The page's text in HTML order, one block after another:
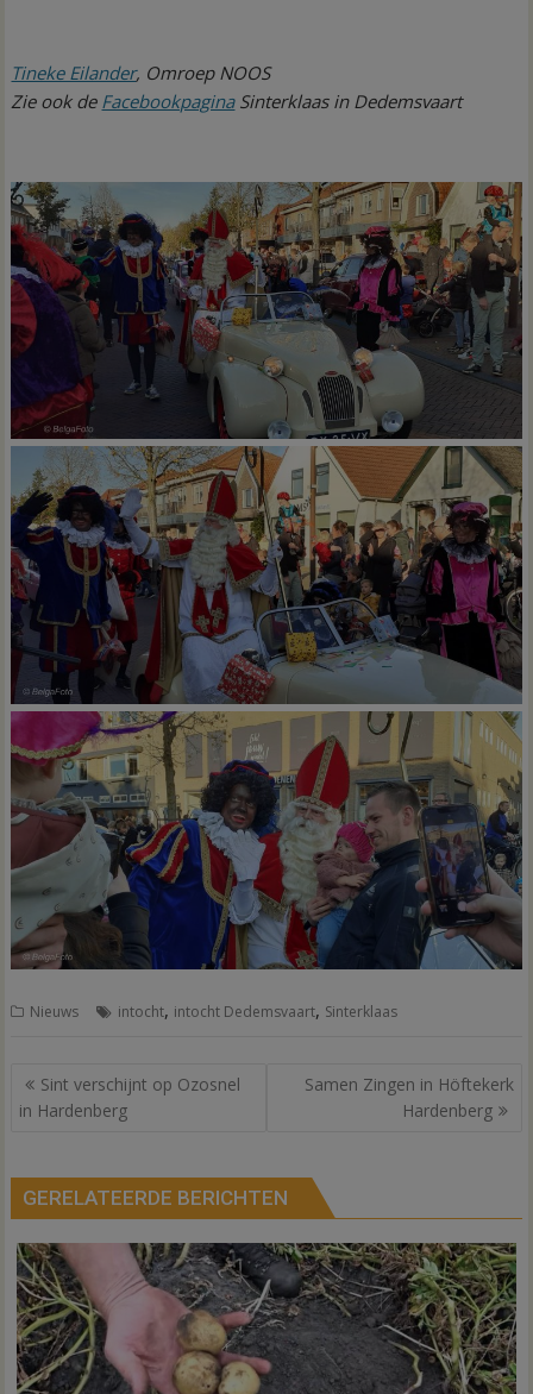
Tineke Eilander, Omroep NOOS
Zie ook de FacebookpaginaSinterklaas in Dedemsvaart
Nieuws intocht, intocht Dedemsvaart, Sinterklaas
Bericht
navigatie
Sint verschijnt op Ozosnel
in Hardenberg
Samen Zingen in Höftekerk
Hardenberg
GERELATEERDE BERICHTEN